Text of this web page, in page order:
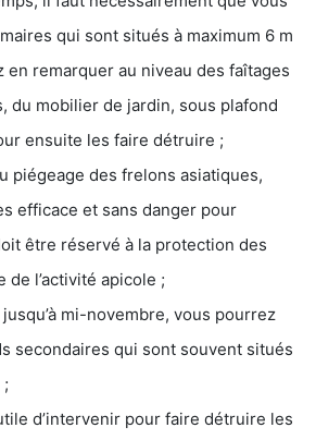
qui sont situés à maximum 6 m
en remarquer au niveau des faîtages
du mobilier de jardin, sous plafond
ensuite les faire détruire ;
piégeage des frelons asiatiques,
efficace et sans danger pour
être réservé à la protection des
de l’activité apicole ;
jusqu’à mi-novembre, vous pourrez
secondaires qui sont souvent situés
d’intervenir pour faire détruire les